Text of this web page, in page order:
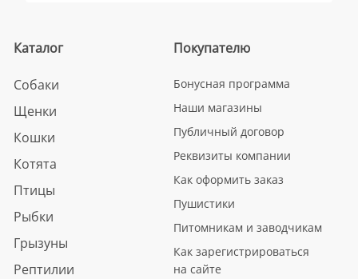
Каталог
Собаки
Щенки
Кошки
Котята
Птицы
Рыбки
Грызуны
Рептилии
Покупателю
Бонусная программа
Наши магазины
Публичный договор
Реквизиты компании
Как оформить заказ
Пушистики
Питомникам и заводчикам
Как зарегистрироваться
на сайте